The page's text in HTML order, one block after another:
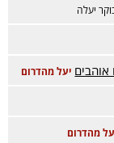
יעלה
יעל מהדרום
מהדרום